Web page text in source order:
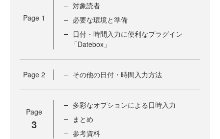
Page 1
対象読者
必要な環境と準備
日付・時間入力に便利なプラグイン
「Datebox」
Page 2 その他の日付・時間入力方法
Page
3
多彩なオプションによる日時入力
まとめ
参考資料